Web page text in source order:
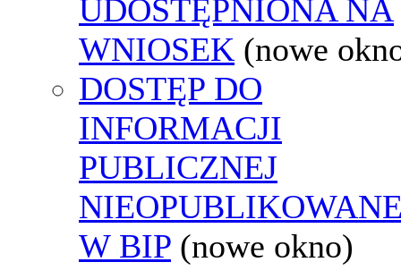
UDOSTĘPNIONA NA
WNIOSEK (nowe
DOSTĘP DO
INFORMACJI
PUBLICZNEJ
W BIP (nowe okno)